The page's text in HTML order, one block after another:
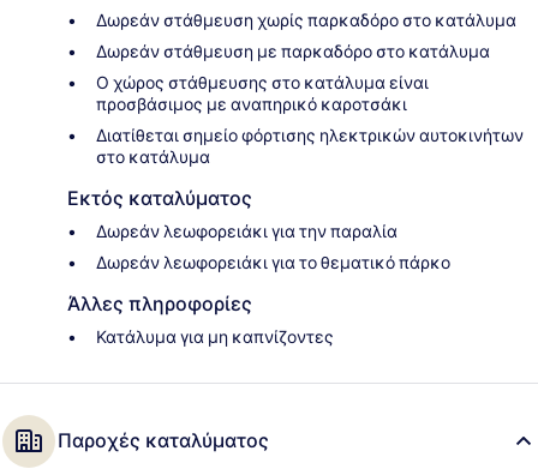
Δωρεάν στάθμευση χωρίς παρκαδόρο στο κατάλυμα
Δωρεάν στάθμευση με παρκαδόρο στο κατάλυμα
Ο χώρος στάθμευσης στο κατάλυμα είναι
προσβάσιμος με αναπηρικό καροτσάκι
Διατίθεται σημείο φόρτισης ηλεκτρικών αυτοκινήτων
στο κατάλυμα
Εκτός καταλύματος
Δωρεάν λεωφορειάκι για την παραλία
Δωρεάν λεωφορειάκι για το θεματικό πάρκο
Άλλες πληροφορίες
Κατάλυμα για μη καπνίζοντες
Παροχές καταλύματος